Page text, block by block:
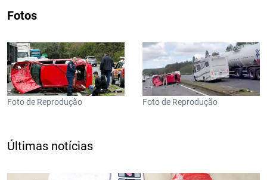
Fotos
Foto de Reprodução Foto de Reprodução
Últimas notícias